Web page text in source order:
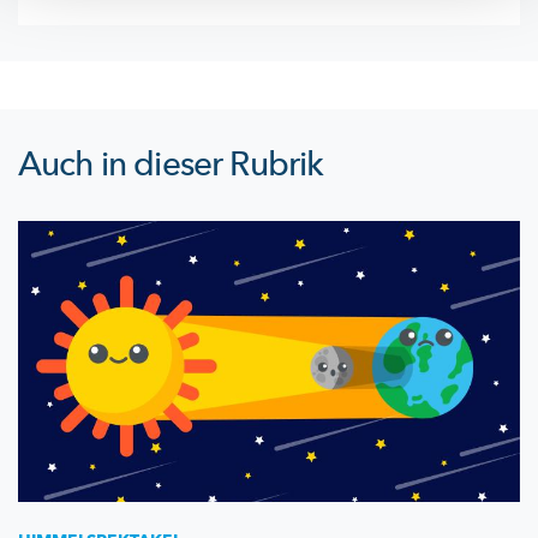
Auch in dieser Rubrik